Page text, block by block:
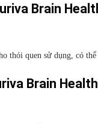
Brain
thói quen sử dụng, có
Brain